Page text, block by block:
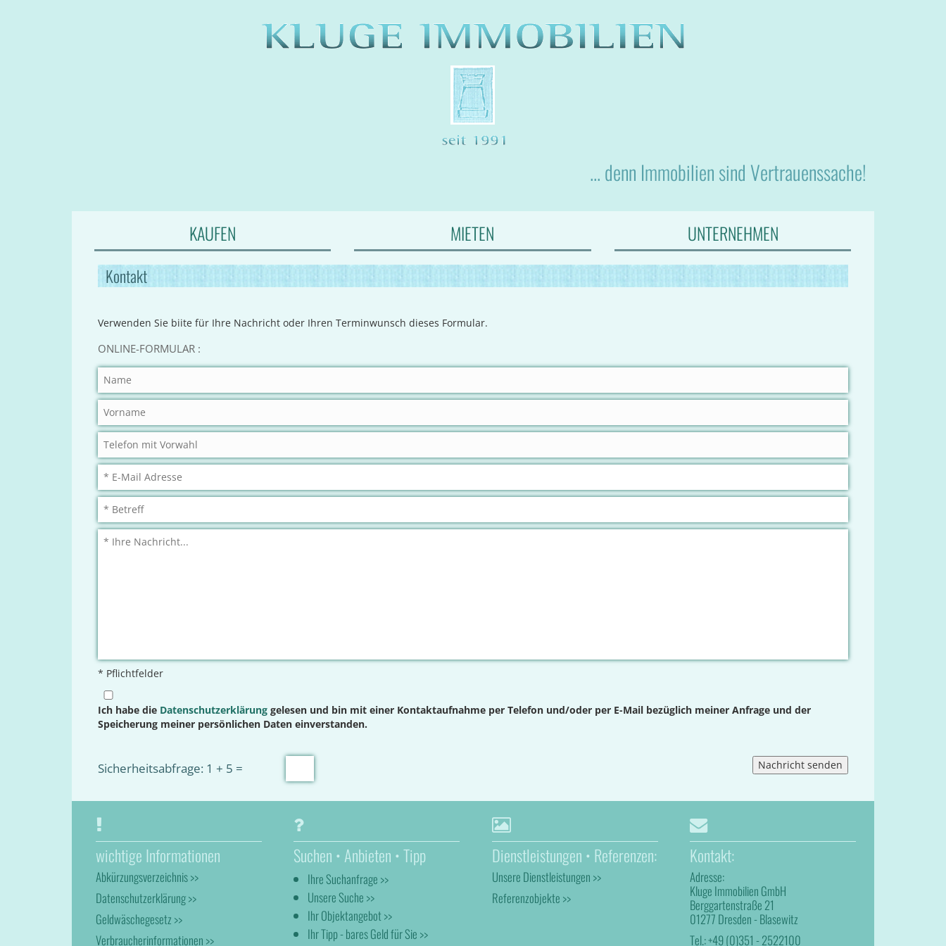
... denn Immobilien sind Vertrauenssache!
KAUFEN MIETEN UNTERNEHMEN
Kontakt
Verwenden Sie biite für Ihre Nachricht oder Ihren Terminwunsch dieses Formular.
ONLINE-FORMULAR :
* Pflichtfelder
Ich habe die Datenschutzerklärung gelesen und bin mit einer Kontaktaufnahme per Telefon und/oder per E-Mail bezüglich meiner Anfrage und der
Speicherung meiner persönlichen Daten einverstanden.
Sicherheitsabfrage: 1 + 5 =
wichtige Informationen
Abkürzungsverzeichnis >>
Datenschutzerklärung >>
Geldwäschegesetz >>
Verbraucherinformationen >>
Suchen • Anbieten • Tipp
Ihre Suchanfrage >>
Unsere Suche >>
Ihr Objektangebot >>
Ihr Tipp - bares Geld für Sie >>
Dienstleistungen • Referenzen:
Unsere Dienstleistungen >>
Referenzobjekte >>
Kontakt:
Adresse:
Kluge Immobilien GmbH
Berggartenstraße 21
01277 Dresden - Blasewitz
Tel.:+49 (0)351 - 2522100